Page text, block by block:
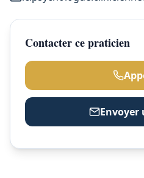
Contacter ce praticien
Envoyer